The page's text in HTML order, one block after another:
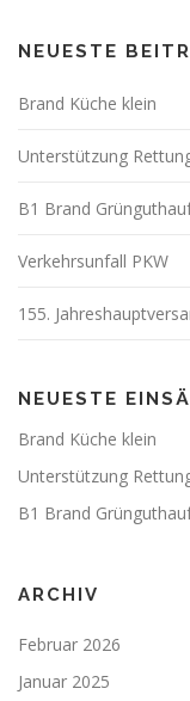
NEUESTE
Brand Küche klein
Unterstützung
B1 Brand
Verkehrsunfall PKW
155.
NEUESTE
Brand Küche klein
Unterstützung
B1 Brand
ARCHIV
Februar 2026
Januar 2025